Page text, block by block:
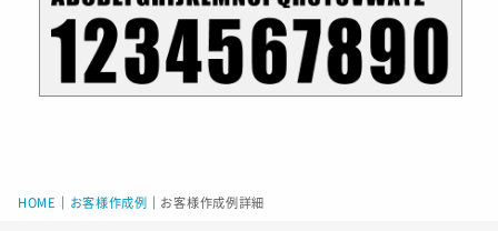
HOME お客様作成例 お客様作成例詳細